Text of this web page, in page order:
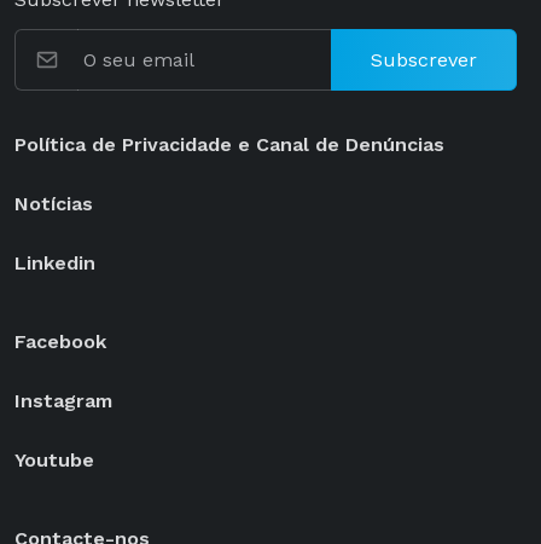
Subscrever
Política de Privacidade e Canal de Denúncias
Notícias
Linkedin
Facebook
Instagram
Youtube
Contacte-nos